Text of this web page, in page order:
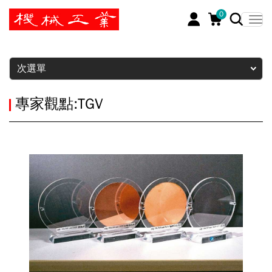
0
暫停
次選單
專家觀點:TGV